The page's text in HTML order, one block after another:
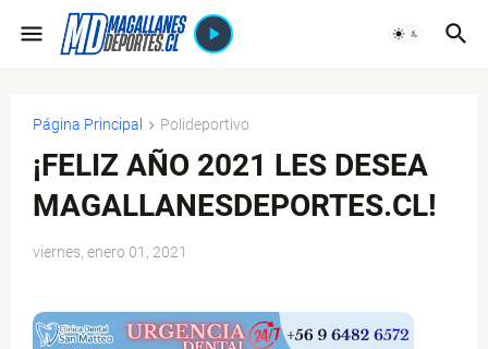
Página Principal Polideportivo
¡FELIZ AÑO 2021 LES DESEA
MAGALLANESDEPORTES.CL!
viernes, enero 01, 2021